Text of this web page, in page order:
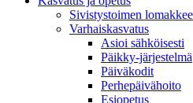
Sivistystoimen
Varhaiskasvatus
Asioi sähköisesti
Päikky-järjestelmä
Päiväkodit
Perhepäivähoito
Esiopetus